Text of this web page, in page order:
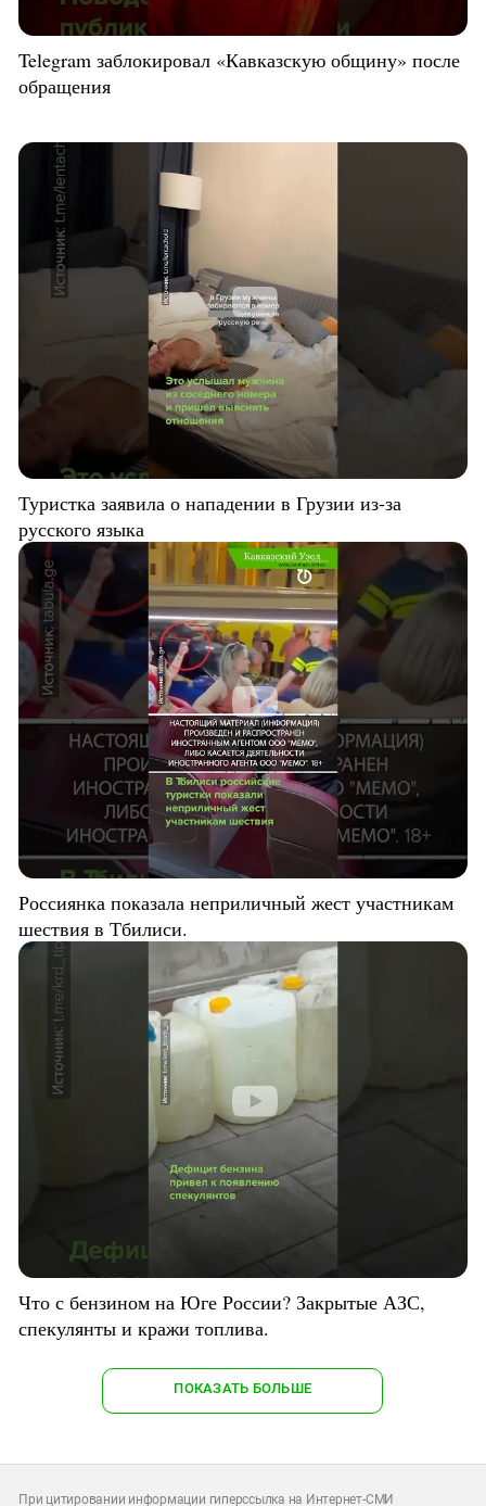
Telegram заблокировал «Кавказскую общину» после
обращения
Туристка заявила о нападении в Грузии из-за
русского языка
Россиянка показала неприличный жест участникам
шествия в Тбилиси.
Что с бензином на Юге России? Закрытые АЗС,
спекулянты и кражи топлива.
ПОКАЗАТЬ БОЛЬШЕ
При цитировании информации гиперссылка на Интернет-СМИ